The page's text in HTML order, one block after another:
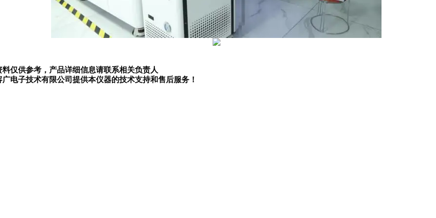
料仅供参考，产品详细信息请联系相关负责人
广电子技术有限公司提供本仪器的技术支持和售后服务！